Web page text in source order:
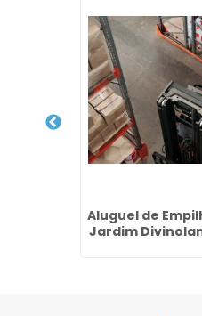
Aluguel de
Jardim